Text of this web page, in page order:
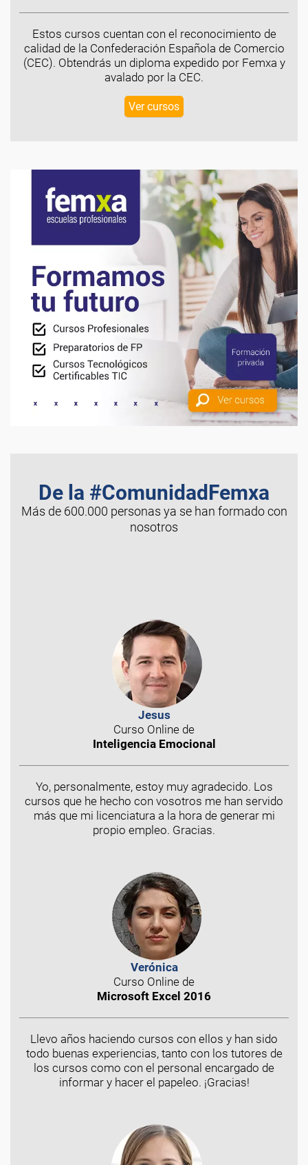
Estos cursos cuentan con el reconocimiento de
calidad de la Confederación Española de Comercio
(CEC). Obtendrás un diploma expedido por Femxa y
avalado por la CEC.
Ver cursos
De la #ComunidadFemxa
Más de 600.000 personas ya se han formado con
nosotros
Jesus
Curso Online de
Inteligencia Emocional
Yo, personalmente, estoy muy agradecido. Los
cursos que he hecho con vosotros me han servido
más que mi licenciatura a la hora de generar mi
propio empleo. Gracias.
Verónica
Curso Online de
Microsoft Excel 2016
Llevo años haciendo cursos con ellos y han sido
todo buenas experiencias, tanto con los tutores de
los cursos como con el personal encargado de
informar y hacer el papeleo. ¡Gracias!